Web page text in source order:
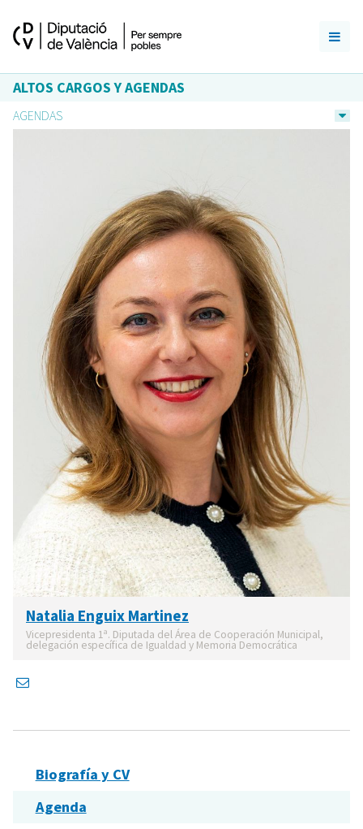
ALTOS CARGOS Y AGENDAS
AGENDAS
Natalia Enguix Martinez
Vicepresidenta 1ª. Diputada del Área de Cooperación Municipal,
delegación específica de Igualdad y Memoria Democrática
Biografía y CV
Agenda